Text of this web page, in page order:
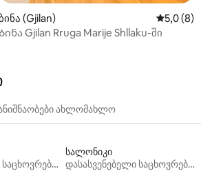
(Gjilan) საშუალო
5,0 (8)
Ბინა Gjilan Rruga Marije Shllaku-ში
ახლომახლო
დასასვენებელი საცხოვრებლები
სალონიკი
დასასვენებელი საცხოვრებლები